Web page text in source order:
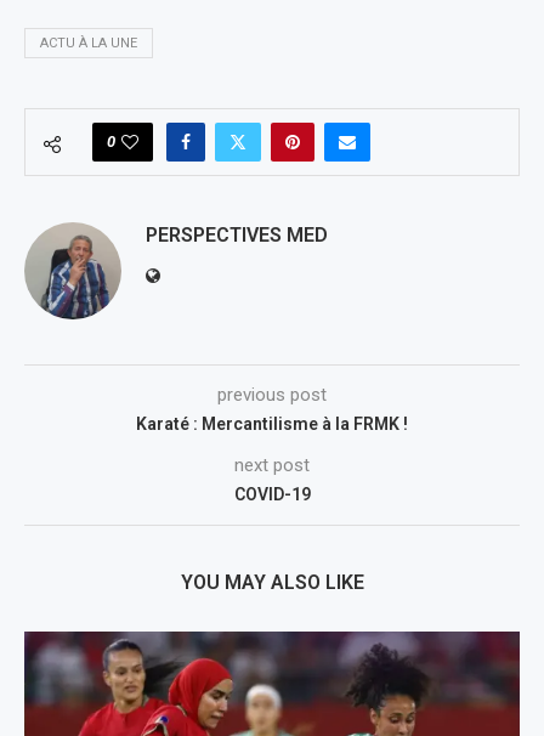
ACTU À LA UNE
0
PERSPECTIVES MED
previous post
Karaté : Mercantilisme à la FRMK !
next post
COVID-19
YOU MAY ALSO LIKE